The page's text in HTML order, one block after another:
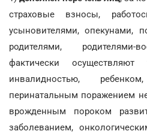
страховые взносы,
усыновителями, опекунами,
родителями, родителями-
фактически
инвалидностью,
перинатальным поражением
врожденным пороком
заболеванием,